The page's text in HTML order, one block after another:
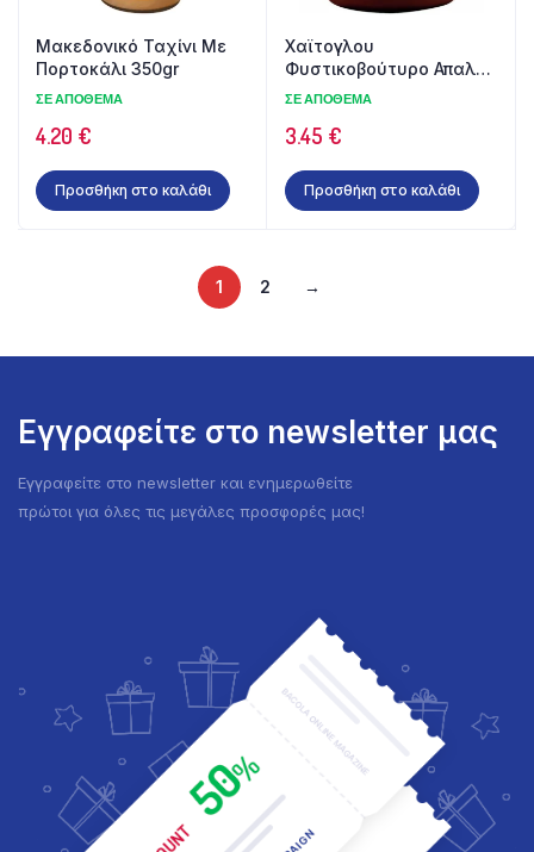
Μακεδονικό Ταχίνι Με
Πορτοκάλι 350gr
ΣΕ ΑΠΌΘΕΜΑ
4.20 €
Προσθήκη στο καλάθι
Χαϊτογλου
Φυστικοβούτυρο Απαλό
Μαύρη Σοκολάτα Χωρίς
ΣΕ ΑΠΌΘΕΜΑ
3.45 €
Προσθήκη στο καλάθι
1 2 →
Εγγραφείτε στο newsletter μας
Εγγραφείτε στο newsletter και ενημερωθείτε
πρώτοι για όλες τις μεγάλες προσφορές μας!